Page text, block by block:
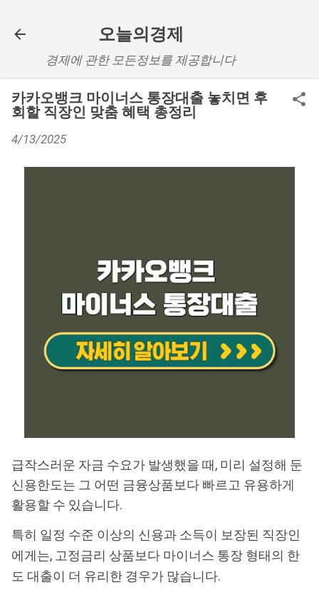
오늘의경제
경제에 관한 모든정보를 제공합니다
카카오뱅크 마이너스 통장대출 놓치면 후
회할 직장인 맞춤 혜택 총정리
4/13/2025
급작스러운 자금 수요가 발생했을 때, 미리 설정해 둔
신용한도는 그 어떤 금융상품보다 빠르고 유용하게
활용할 수 있습니다.
특히 일정 수준 이상의 신용과 소득이 보장된 직장인
에게는, 고정금리 상품보다 마이너스 통장 형태의 한
도 대출이 더 유리한 경우가 많습니다.